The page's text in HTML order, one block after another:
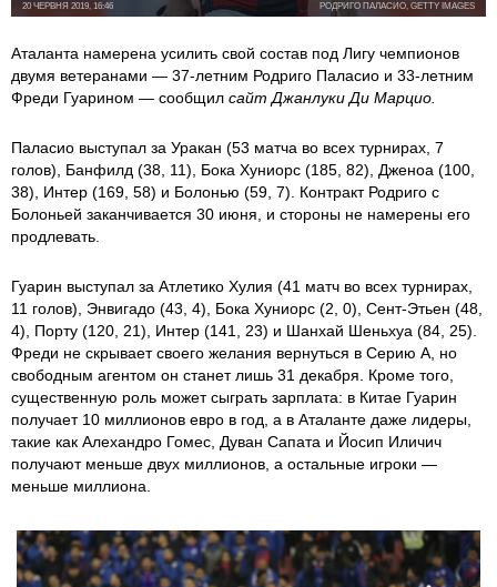
РОДРИГО ПАЛАСИО, GETTY IMAGES
20 ЧЕРВНЯ 2019, 16:46
Аталанта намерена усилить свой состав под Лигу чемпионов
двумя ветеранами — 37-летним Родриго Паласио и 33-летним
Фреди Гуарином — сообщил сайт Джанлуки Ди Марцио.
Паласио выступал за Уракан (53 матча во всех турнирах, 7
голов), Банфилд (38, 11), Бока Хуниорс (185, 82), Дженоа (100,
38), Интер (169, 58) и Болонью (59, 7). Контракт Родриго с
Болоньей заканчивается 30 июня, и стороны не намерены его
продлевать.
Гуарин выступал за Атлетико Хулия (41 матч во всех турнирах,
11 голов), Энвигадо (43, 4), Бока Хуниорс (2, 0), Сент-Этьен (48,
4), Порту (120, 21), Интер (141, 23) и Шанхай Шеньхуа (84, 25).
Фреди не скрывает своего желания вернуться в Серию А, но
свободным агентом он станет лишь 31 декабря. Кроме того,
существенную роль может сыграть зарплата: в Китае Гуарин
получает 10 миллионов евро в год, а в Аталанте даже лидеры,
такие как Алехандро Гомес, Дуван Сапата и Йосип Иличич
получают меньше двух миллионов, а остальные игроки —
меньше миллиона.